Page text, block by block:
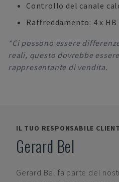
Controllo del canale
Raffreddamento: 4 x HB
*Ci possono essere
reali, questo dovrebbe
rappresentante di vendita.
IL TUO RESPONSABILE
Gerard Bel
Gerard Bel fa parte del